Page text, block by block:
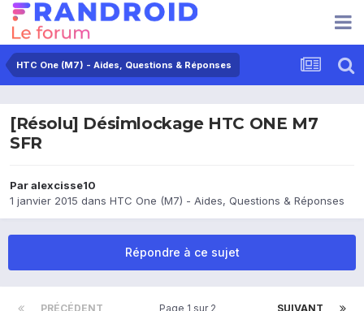
HTC One (M7) - Aides, Questions & Réponses
[Résolu] Désimlockage HTC ONE M7
SFR
Paralexcisse10
1 janvier 2015 dans HTC One (M7) - Aides, Questions & Réponses
Répondre à ce sujet
PRÉCÉDENT SUIVANT
Page 1 sur 2